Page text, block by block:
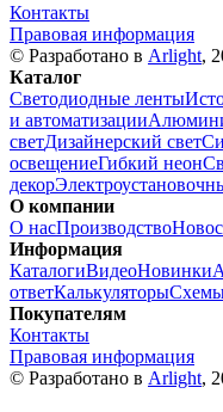
Контакты
Правовая информация
© Разработано в Arlight,
Каталог
Светодиодные ленты
и автоматизации
светДизайнерский свет
освещениеГибкий неон
декор
О компании
О насПроизводство
Информация
КаталогиВидеоНовинки
ответКалькуляторы
Покупателям
Контакты
Правовая информация
© Разработано в Arlight,